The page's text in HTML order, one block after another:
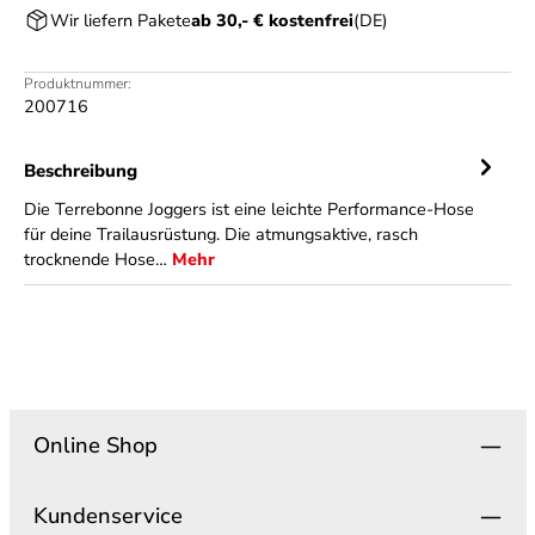
Wir liefern Paketeab 30,- € kostenfrei(DE)
Produktnummer:
200716
Beschreibung
Die Terrebonne Joggers ist eine leichte Performance-Hose
für deine Trailausrüstung. Die atmungsaktive, rasch
trocknende Hose… Mehr
Online Shop
Kundenservice